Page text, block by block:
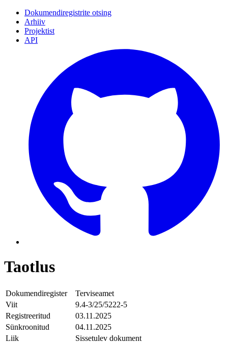
Dokumendiregistrite otsing
Arhiiv
Projektist
API
Taotlus
Dokumendiregister
Terviseamet
Viit
9.4-3/25/5222-5
Registreeritud
03.11.2025
Sünkroonitud
04.11.2025
Liik
Sissetulev dokument